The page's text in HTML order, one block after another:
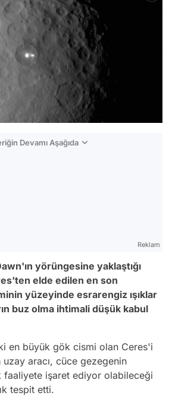
Devamı Aşağıda
Reklam
yörüngesine yaklaştığı
elde edilen en son
yüzeyinde esrarengiz ışıklar
buz olma ihtimali düşük kabul
en büyük gök cismi olan Ceres'i
aracı, cüce gezegenin
işaret ediyor olabileceği
tespit etti.